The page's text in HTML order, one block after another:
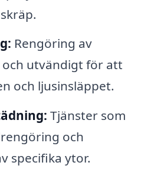
Rengöring av
utvändigt för att
och ljusinsläppet.
Tjänster som
och
specifika ytor.